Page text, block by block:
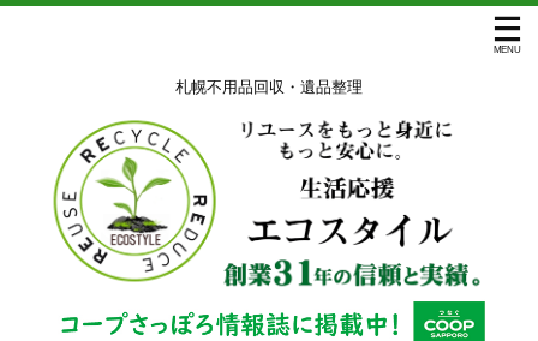
札幌不用品回収・遺品整理